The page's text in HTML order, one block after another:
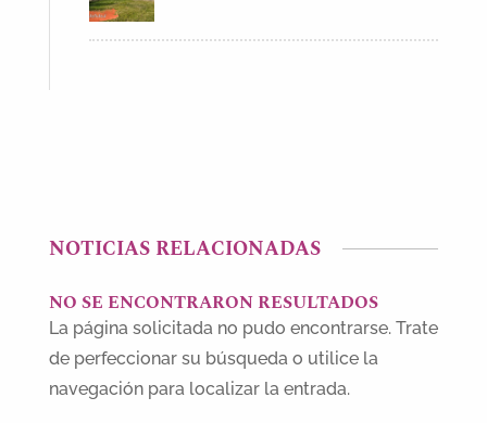
NOTICIAS RELACIONADAS
NO SE ENCONTRARON RESULTADOS
La página solicitada no pudo encontrarse. Trate
de perfeccionar su búsqueda o utilice la
navegación para localizar la entrada.